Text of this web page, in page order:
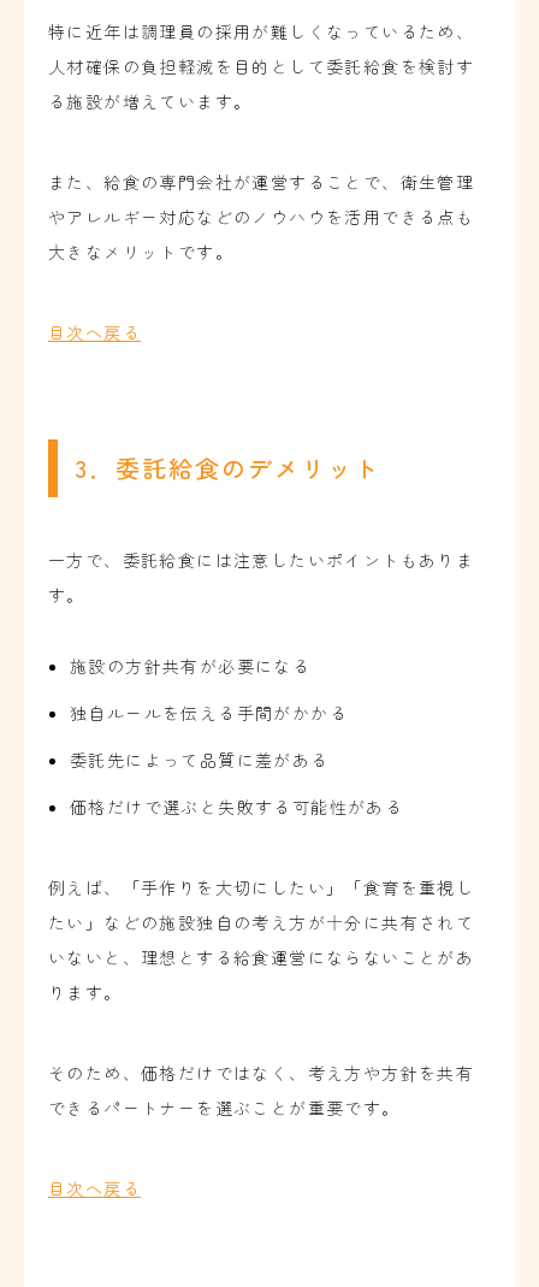
特に近年は調理員の採用が難しくなっているため、
人材確保の負担軽減を目的として委託給食を検討す
る施設が増えています。
また、給食の専門会社が運営することで、衛生管理
やアレルギー対応などのノウハウを活用できる点も
大きなメリットです。
目次へ戻る
3．委託給食のデメリット
一方で、委託給食には注意したいポイントもありま
す。
施設の方針共有が必要になる
独自ルールを伝える手間がかかる
委託先によって品質に差がある
価格だけで選ぶと失敗する可能性がある
例えば、「手作りを大切にしたい」「食育を重視し
たい」などの施設独自の考え方が十分に共有されて
いないと、理想とする給食運営にならないことがあ
ります。
そのため、価格だけではなく、考え方や方針を共有
できるパートナーを選ぶことが重要です。
目次へ戻る